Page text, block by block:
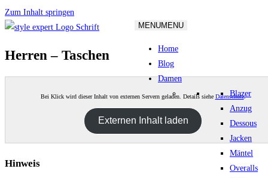
Zum Inhalt springen
MENUMENU
Home
Blog
Damen
Blazer
Anzug
Dessous
Jacken
Mäntel
Overalls
Herren – Taschen
Bei Klick wird dieser Inhalt von externen Servern geladen. Details siehe Datenschutz.
Externen Inhalt laden
Hinweis